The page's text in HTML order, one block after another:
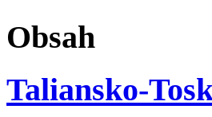
Obsah
Taliansko-